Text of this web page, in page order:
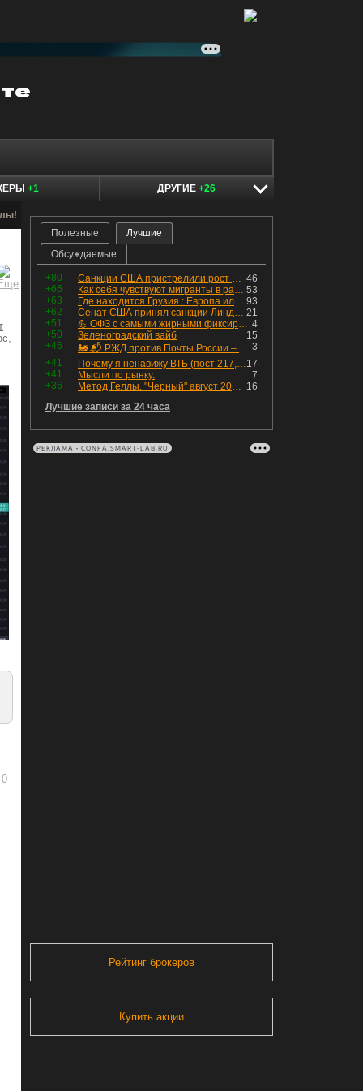
+1 ДРУГИЕ +26
0
Полезные
Лучшие
Обсуждаемые
+80 46
Санкции США пристрелили рост акций в России
+66
53
Как себя чувствуют мигранты в раю, в который они так стремились
+63
93
Где находится Грузия : Европа или Азия
+62
21
Сенат США принял санкции Линдси Грэма против России
+51
4
💪 ОФЗ с самыми жирными фиксированными купонами
+50
15
Зеленоградский вайб
+46
3
🚂 📬 РЖД против Почты России – Какие облигации выбрать?
+41
17
Почему я ненавижу ВТБ (пост 217, 12+)
+41
7
Мысли по рынку.
+36
16
Метод Геллы. "Черный" август 2026 - быть или не быть?
Лучшие записи за 24 часа
РЕКЛАМА • CONFA.SMART-LAB.RU
Рейтинг брокеров
Купить акции